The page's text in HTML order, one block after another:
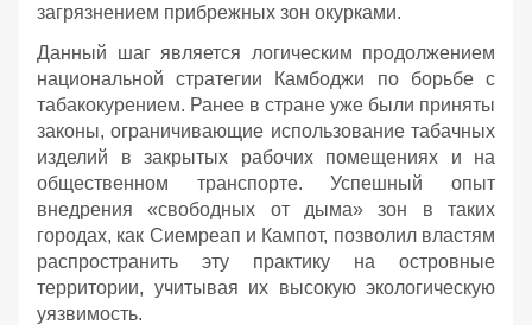
загрязнением прибрежных зон окурками.
Данный шаг является логическим продолжением
национальной стратегии Камбоджи по борьбе с
табакокурением. Ранее в стране уже были приняты
законы, ограничивающие использование табачных
изделий в закрытых рабочих помещениях и на
общественном транспорте. Успешный опыт
внедрения «свободных от дыма» зон в таких
городах, как Сиемреап и Кампот, позволил властям
распространить эту практику на островные
территории, учитывая их высокую экологическую
уязвимость.